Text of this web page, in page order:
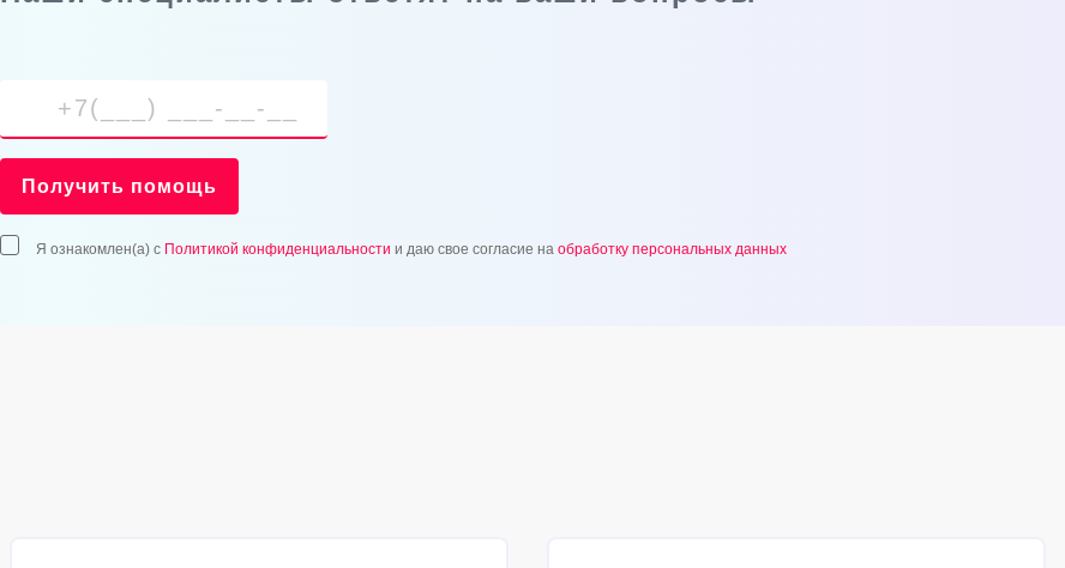
Получить помощь
Я ознакомлен(а) с Политикой конфиденциальности и даю свое согласие на обработку персональных данных